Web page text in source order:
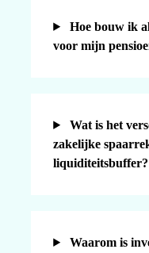
Hoe bouw ik
voor mijn
Wat is het
zakelijke
liquiditeitsbuffer?
Waarom is